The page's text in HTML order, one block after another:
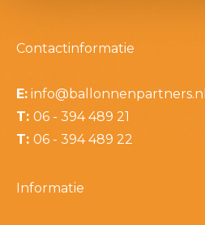
Contactinformatie
E: info@ballonnenpartners.nl
T: 06 - 394 489 21
T: 06 - 394 489 22
Informatie